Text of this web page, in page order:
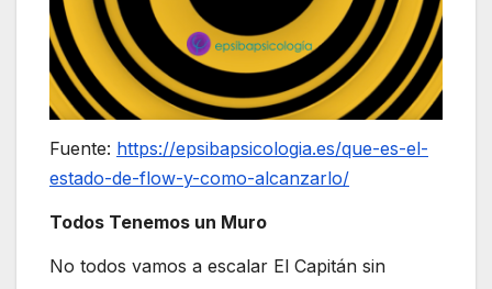
Fuente: https://epsibapsicologia.es/que-es-el-
estado-de-flow-y-como-alcanzarlo/
Todos Tenemos un Muro
No todos vamos a escalar El Capitán sin